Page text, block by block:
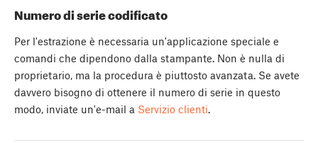
Numero di serie codificato
Per l'estrazione è necessaria un'applicazione speciale e
comandi che dipendono dalla stampante. Non è nulla di
proprietario, ma la procedura è piuttosto avanzata. Se avete
davvero bisogno di ottenere il numero di serie in questo
modo, inviate un'e-mail a Servizio clienti.